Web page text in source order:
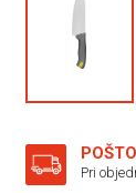
Pri